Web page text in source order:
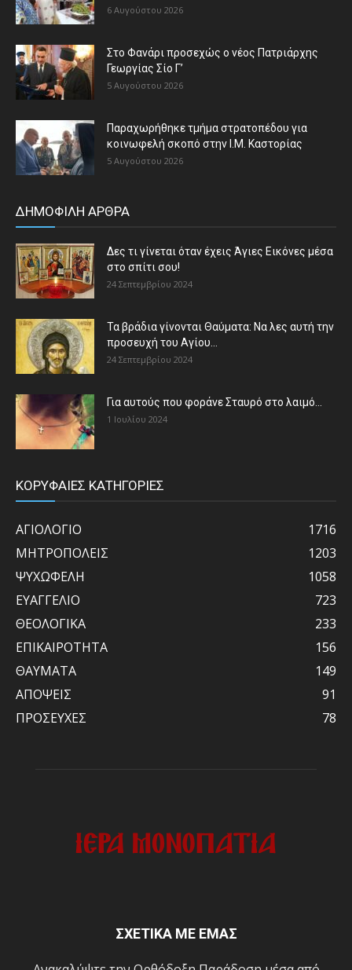
6 Αυγούστου 2026
Στο Φανάρι προσεχώς ο νέος Πατριάρχης
Γεωργίας Σίο Γ’
5 Αυγούστου 2026
Παραχωρήθηκε τμήμα στρατοπέδου για
κοινωφελή σκοπό στην Ι.Μ. Καστορίας
5 Αυγούστου 2026
ΔΗΜΟΦΙΛΗ ΑΡΘΡΑ
Δες τι γίνεται όταν έχεις Άγιες Εικόνες μέσα
στο σπίτι σου!
24 Σεπτεμβρίου 2024
Τα βράδια γίνονται Θαύματα: Να λες αυτή την
προσευχή του Αγίου...
24 Σεπτεμβρίου 2024
Για αυτούς που φοράνε Σταυρό στο λαιμό…
1 Ιουλίου 2024
ΚΟΡΥΦΑΙΕΣ ΚΑΤΗΓΟΡΙΕΣ
ΑΓΙΟΛΟΓΙΟ
1716
ΜΗΤΡΟΠΟΛΕΙΣ
1203
ΨΥΧΩΦΕΛΗ
1058
ΕΥΑΓΓΕΛΙΟ
723
ΘΕΟΛΟΓΙΚΑ
233
ΕΠΙΚΑΙΡΟΤΗΤΑ
156
ΘΑΥΜΑΤΑ
149
ΑΠΟΨΕΙΣ
91
ΠΡΟΣΕΥΧΕΣ
78
ΣΧΕΤΙΚΑ ΜΕ ΕΜΑΣ